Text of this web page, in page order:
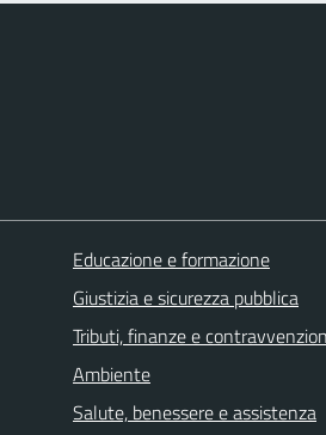
Educazione e formazione
Giustizia e sicurezza pubblica
Tributi, finanze e
Ambiente
Salute, benessere e assistenza